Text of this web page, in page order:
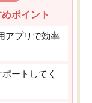
ポイント
アプリで効率
ートしてく